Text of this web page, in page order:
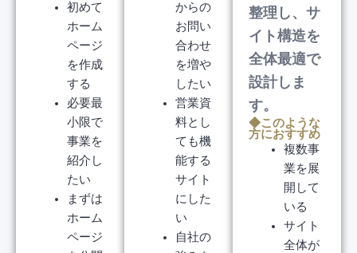
初めて
ホーム
ページ
を作成
する
必要最
小限で
事業を
紹介し
たい
まずは
ホーム
ページ
からの
お問い
合わせ
を増や
したい
営業資
料とし
ても機
能する
サイト
にした
い
自社の
整理し、サ
イト構造を
全体最適で
設計しま
す。
◆このような
方におすすめ
複数事
業を展
開して
いる
サイト
全体が